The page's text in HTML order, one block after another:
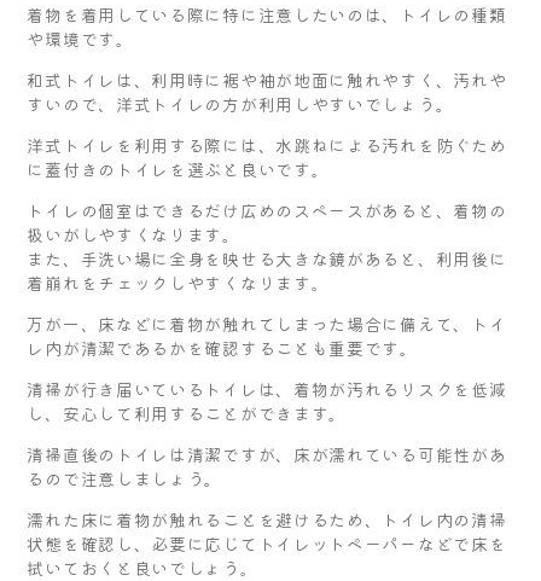
着物を着用している際に特に注意したいのは、トイレの種類
や環境です。
和式トイレは、利用時に裾や袖が地面に触れやすく、汚れや
すいので、洋式トイレの方が利用しやすいでしょう。
洋式トイレを利用する際には、水跳ねによる汚れを防ぐため
に蓋付きのトイレを選ぶと良いです。
トイレの個室はできるだけ広めのスペースがあると、着物の
扱いがしやすくなります。
また、手洗い場に全身を映せる大きな鏡があると、利用後に
着崩れをチェックしやすくなります。
万が一、床などに着物が触れてしまった場合に備えて、トイ
レ内が清潔であるかを確認することも重要です。
清掃が行き届いているトイレは、着物が汚れるリスクを低減
し、安心して利用することができます。
清掃直後のトイレは清潔ですが、床が濡れている可能性があ
るので注意しましょう。
濡れた床に着物が触れることを避けるため、トイレ内の清掃
状態を確認し、必要に応じてトイレットペーパーなどで床を
拭いておくと良いでしょう。